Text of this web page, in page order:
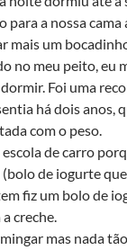
a nossa cama
mais um
no meu peito, eu
Foi uma
há dois anos,
com o peso.
de carro
de iogurte
fiz um bolo de
creche.
mas nada